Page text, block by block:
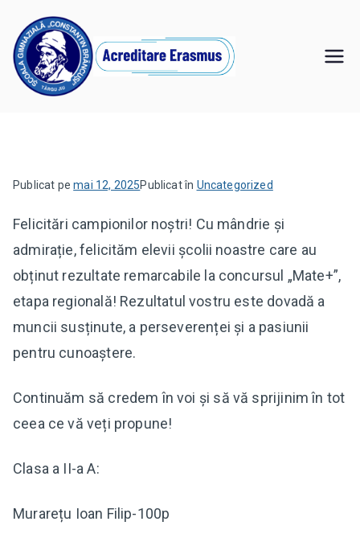
conținut
Şcoala
Brâncuşi" Târgu
Jiu
,,Învăţăm pentru noi, învăţăm pentru viitor"
Publicat pemai 12, 2025Publicat în Uncategorized
Felicitări campionilor noștri! Cu mândrie și
admirație, felicităm elevii școlii noastre care au
obținut rezultate remarcabile la concursul „Mate+”,
etapa regională! Rezultatul vostru este dovadă a
muncii susținute, a perseverenței și a pasiunii
pentru cunoaștere.
Continuăm să credem în voi și să vă sprijinim în tot
ceea ce vă veți propune!
Clasa a II-a A:
Murarețu Ioan Filip-100p